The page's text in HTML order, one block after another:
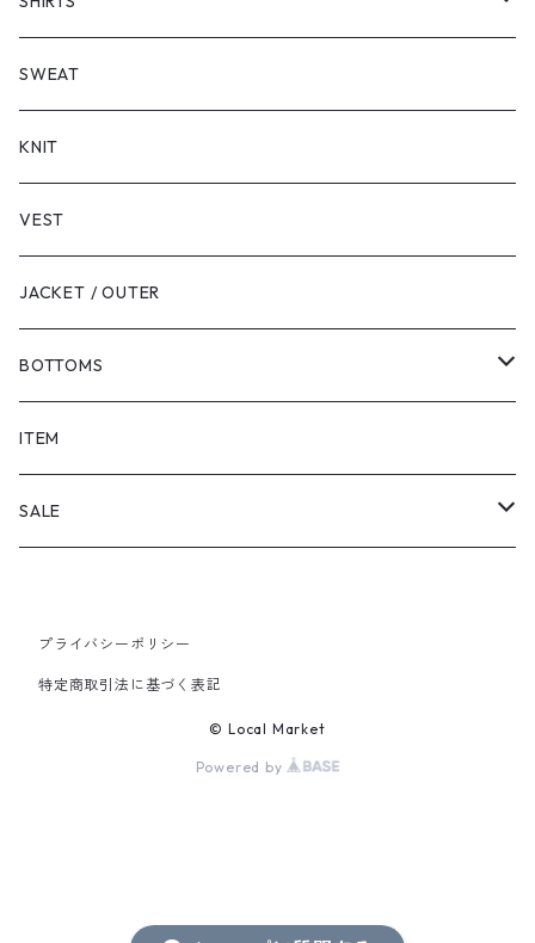
LONG SLEEVE
SHORT SLEEVE
LONG SLEEVE
SWEAT
KNIT
VEST
JACKET / OUTER
BOTTOMS
SHORTS
PANTS
ITEM
SALE
PANTS
プライバシーポリシー
特定商取引法に基づく表記
© Local Market
Powered by